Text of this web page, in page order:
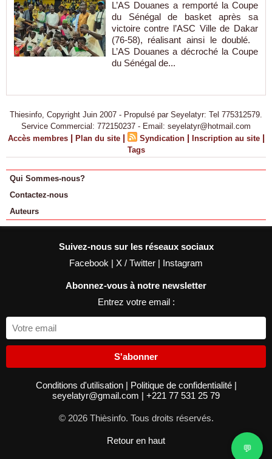
L’AS Douanes a remporté la Coupe
du Sénégal de basket après sa
victoire contre l’ASC Ville de Dakar
(76-58), réalisant ainsi le doublé.
L’AS Douanes a décroché la Coupe
du Sénégal de...
Thiesinfo, Copyright Juin 2007 - Propulsé par Seyelatyr: Tel 775312579.
Service Commercial: 772150237 - Email: seyelatyr@hotmail.com
Accès membres | Plan du site | Syndication | Inscription au site |
Tags
Qui Sommes-nous?
Contactez-nous
Auteurs
Suivez-nous sur les réseaux sociaux
Facebook | X / Twitter | Instagram
Abonnez-vous à notre newsletter
Entrez votre email :
S'abonner
Conditions d'utilisation | Politique de confidentialité |
seyelatyr@gmail.com | +221 77 531 25 79
© 2026 Thièsinfo. Tous droits réservés.
Retour en haut
💬